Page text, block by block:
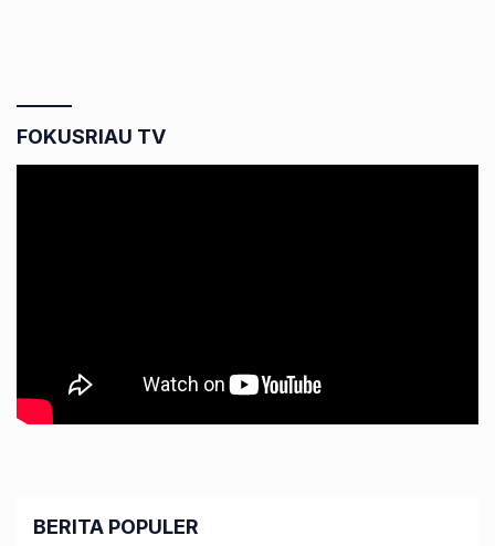
FOKUSRIAU TV
BERITA POPULER